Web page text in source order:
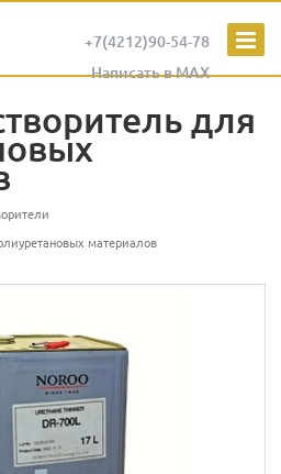
+7(4212)90-54-78
Написать в MAX
для
материалов